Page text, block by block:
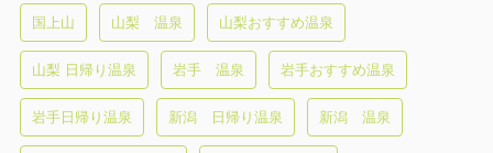
国上山 山梨 温泉 山梨おすすめ温泉
山梨 日帰り温泉 岩手 温泉 岩手おすすめ温泉
岩手日帰り温泉 新潟 日帰り温泉 新潟 温泉